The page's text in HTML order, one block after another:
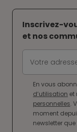
Inscrivez-
et nos
En vous
d’utilisation et
personnelles.
moment
newsletter